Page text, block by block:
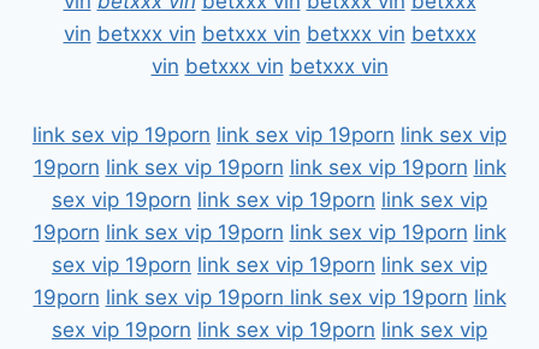
vin betxxx vin betxxx vin betxxx vin betxxx
vin betxxx vin betxxx vin
link sex vip 19porn link sex vip 19porn link sex vip
19porn link sex vip 19porn link sex vip 19porn link
sex vip 19porn link sex vip 19porn link sex vip
19porn link sex vip 19porn link sex vip 19porn link
sex vip 19porn link sex vip 19porn link sex vip
19porn link sex vip 19porn link sex vip 19porn link
sex vip 19porn link sex vip 19porn link sex vip